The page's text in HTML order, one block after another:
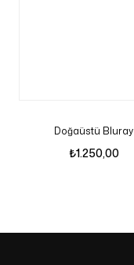
Doğaüstü Bluray
₺1.250,00